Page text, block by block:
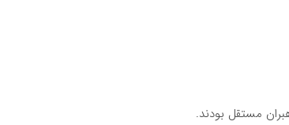
مستقل بودند.